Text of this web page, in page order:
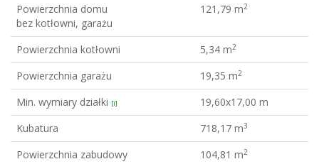
Powierzchnia domu
bez kotłowni, garażu
121,79 m2
Powierzchnia kotłowni 5,34 m2
Powierzchnia garażu 19,35 m2
Min. wymiary działki [i]
19,60x17,00 m
Kubatura
718,17 m3
Powierzchnia zabudowy 104,81 m2